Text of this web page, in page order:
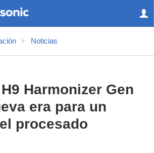
Noticias
Harmonizer Gen
era para un
procesado